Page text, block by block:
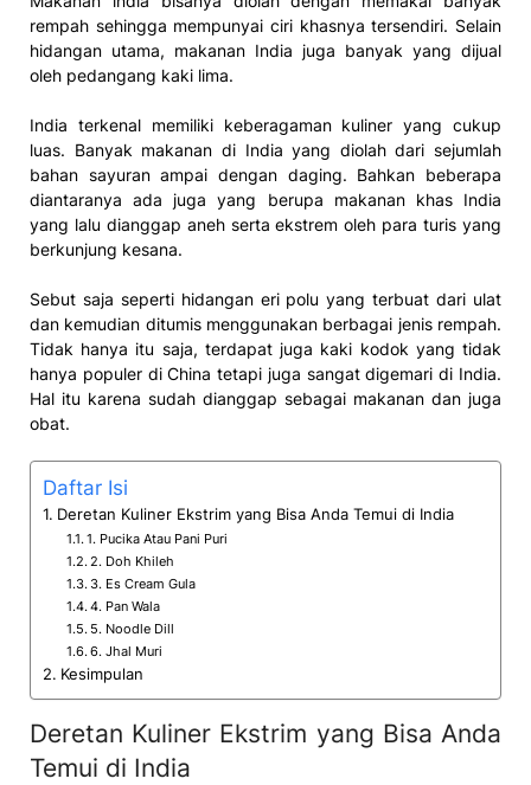
rempah sehingga mempunyai ciri khasnya tersendiri. Selain
hidangan utama, makanan India juga banyak yang dijual
oleh pedangang kaki lima.
India terkenal memiliki keberagaman kuliner yang cukup
luas. Banyak makanan di India yang diolah dari sejumlah
bahan sayuran ampai dengan daging. Bahkan beberapa
diantaranya ada juga yang berupa makanan khas India
yang lalu dianggap aneh serta ekstrem oleh para turis yang
berkunjung kesana.
Sebut saja seperti hidangan eri polu yang terbuat dari ulat
dan kemudian ditumis menggunakan berbagai jenis rempah.
Tidak hanya itu saja, terdapat juga kaki kodok yang tidak
hanya populer di China tetapi juga sangat digemari di India.
Hal itu karena sudah dianggap sebagai makanan dan juga
obat.
Daftar Isi
Deretan Kuliner Ekstrim yang Bisa Anda Temui di India
1. Pucika Atau Pani Puri
2. Doh Khileh
3. Es Cream Gula
4. Pan Wala
5. Noodle Dill
6. Jhal Muri
Kesimpulan
Deretan Kuliner Ekstrim yang Bisa Anda
Temui di India